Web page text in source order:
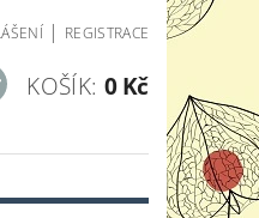
| REGISTRACE
KOŠÍK: 0 Kč